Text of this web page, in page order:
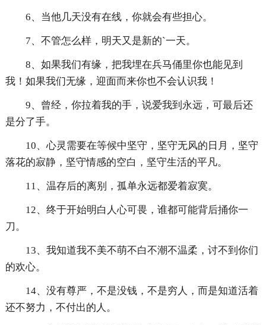
6、当他几天没有在线，你就会有些担心。
7、不管怎么样，明天又是新的`一天。
8、如果我们有缘，把我埋在兵马俑里你也能见到
我！如果我们无缘，迎面而来你也不会认识我！
9、曾经，你拉着我的手，说爱我到永远，可最后还
是分了手。
10、心灵需要在等候中坚守，坚守无风的日月，坚守
落花的寂静，坚守情感的空白，坚守生活的平凡。
11、温存后的离别，孤单永远都爱着寂寞。
12、终于开始明白人心可畏，谁都可能背后捅你一
刀。
13、我知道我不美不萌不白不潮不温柔，讨不到你们
的欢心。
14、没有尊严，不是没钱，不是穷人，而是知道活着
还不努力，不付出的人。